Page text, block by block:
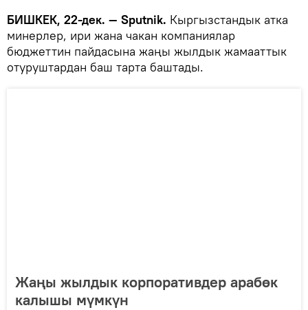
БИШКЕК, 22-дек. — Sputnik. Кыргызстандык атка
минерлер, ири жана чакан компаниялар
бюджеттин пайдасына жаңы жылдык жамааттык
отуруштардан баш тарта баштады.
Жаңы жылдык корпоративдер арабөк
калышы мүмкүн